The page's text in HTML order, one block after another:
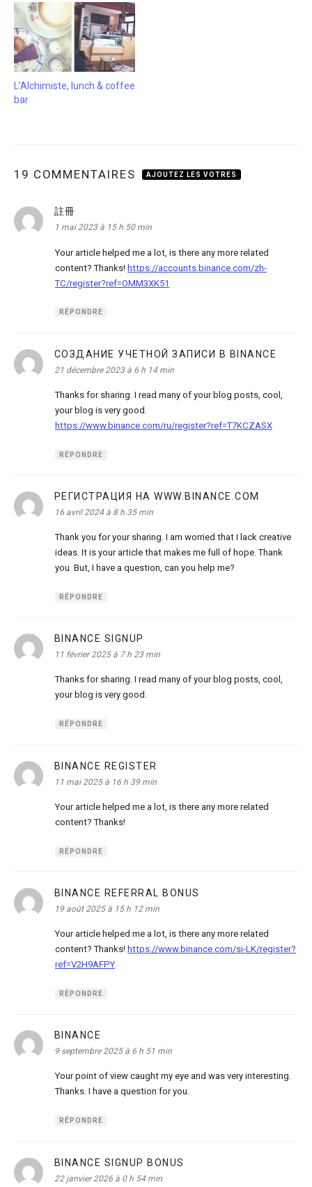
L’Alchimiste, lunch & coffee
bar
19 COMMENTAIRES AJOUTEZ LES VOTRES
註冊
1 mai 2023 à 15 h 50 min
Your article helped me a lot, is there any more related
content? Thanks! https://accounts.binance.com/zh-
TC/register?ref=OMM3XK51
RÉPONDRE
СОЗДАНИЕ УЧЕТНОЙ ЗАПИСИ В BINANCE
21 décembre 2023 à 6 h 14 min
Thanks for sharing. I read many of your blog posts, cool,
your blog is very good.
https://www.binance.com/ru/register?ref=T7KCZASX
RÉPONDRE
РЕГИСТРАЦИЯ НА WWW.BINANCE.COM
16 avril 2024 à 8 h 35 min
Thank you for your sharing. I am worried that I lack creative
ideas. It is your article that makes me full of hope. Thank
you. But, I have a question, can you help me?
RÉPONDRE
BINANCE SIGNUP
11 février 2025 à 7 h 23 min
Thanks for sharing. I read many of your blog posts, cool,
your blog is very good.
RÉPONDRE
BINANCE REGISTER
11 mai 2025 à 16 h 39 min
Your article helped me a lot, is there any more related
content? Thanks!
RÉPONDRE
BINANCE REFERRAL BONUS
19 août 2025 à 15 h 12 min
Your article helped me a lot, is there any more related
content? Thanks! https://www.binance.com/si-LK/register?
ref=V2H9AFPY
RÉPONDRE
BINANCE
9 septembre 2025 à 6 h 51 min
Your point of view caught my eye and was very interesting.
Thanks. I have a question for you.
RÉPONDRE
BINANCE SIGNUP BONUS
22 janvier 2026 à 0 h 54 min